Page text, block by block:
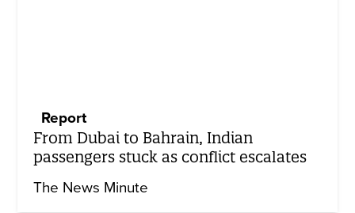
Report
From Dubai to Bahrain, Indian
passengers stuck as conflict escalates
The News Minute